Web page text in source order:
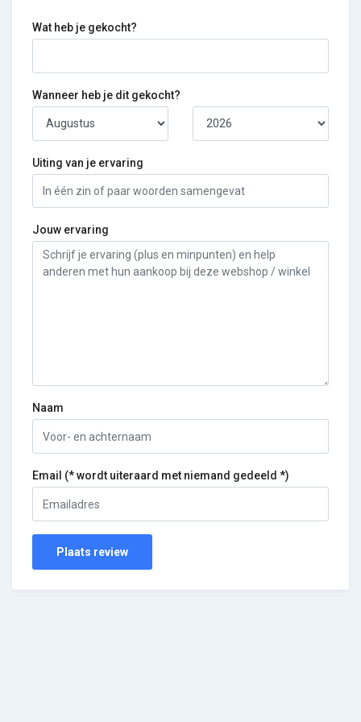
Wat heb je gekocht?
Wanneer heb je dit gekocht?
Uiting van je ervaring
Jouw ervaring
Naam
Email (* wordt uiteraard met niemand gedeeld *)
Plaats review